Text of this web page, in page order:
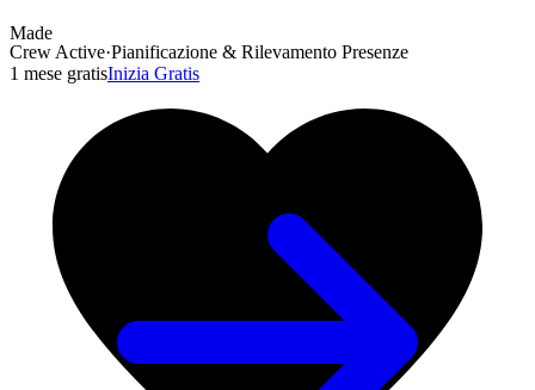
Made
Crew Active·Pianificazione & Rilevamento Presenze
1 mese gratisInizia Gratis